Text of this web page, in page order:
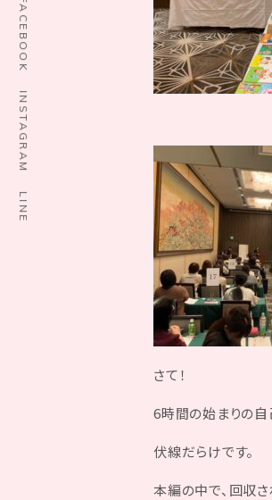
FACEBOOK
INSTAGRAM
LINE
さて！
6時間の始まりの自
伏線だらけです。
本編の中で、回収